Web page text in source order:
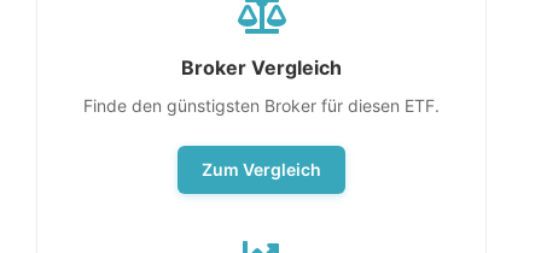
Broker Vergleich
Finde den günstigsten Broker für diesen ETF.
Zum Vergleich